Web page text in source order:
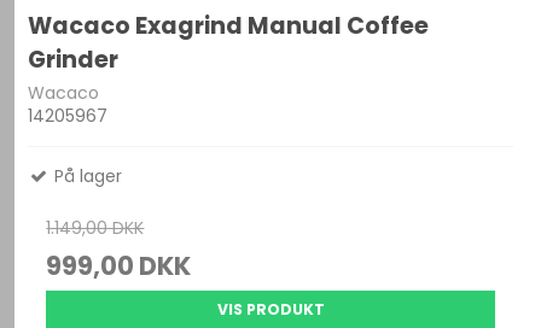
Wacaco Exagrind Manual Coffee
Grinder
Wacaco
14205967
På lager
1.149,00 DKK
999,00 DKK
VIS PRODUKT